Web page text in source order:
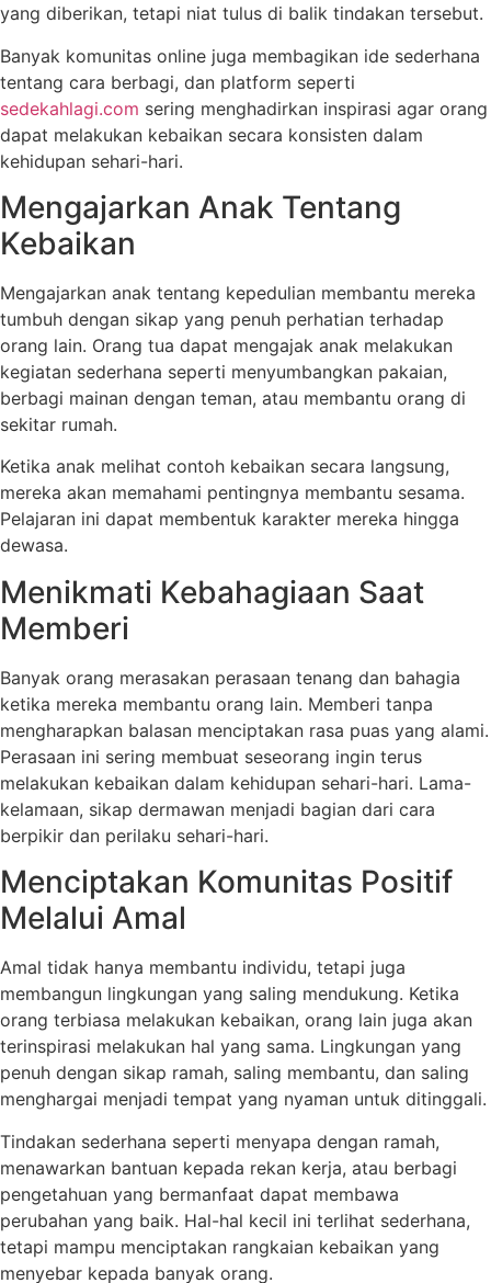
yang diberikan, tetapi niat tulus di balik tindakan tersebut.
Banyak komunitas online juga membagikan ide sederhana
tentang cara berbagi, dan platform seperti
sedekahlagi.com sering menghadirkan inspirasi agar orang
dapat melakukan kebaikan secara konsisten dalam
kehidupan sehari-hari.
Mengajarkan Anak Tentang
Kebaikan
Mengajarkan anak tentang kepedulian membantu mereka
tumbuh dengan sikap yang penuh perhatian terhadap
orang lain. Orang tua dapat mengajak anak melakukan
kegiatan sederhana seperti menyumbangkan pakaian,
berbagi mainan dengan teman, atau membantu orang di
sekitar rumah.
Ketika anak melihat contoh kebaikan secara langsung,
mereka akan memahami pentingnya membantu sesama.
Pelajaran ini dapat membentuk karakter mereka hingga
dewasa.
Menikmati Kebahagiaan Saat
Memberi
Banyak orang merasakan perasaan tenang dan bahagia
ketika mereka membantu orang lain. Memberi tanpa
mengharapkan balasan menciptakan rasa puas yang alami.
Perasaan ini sering membuat seseorang ingin terus
melakukan kebaikan dalam kehidupan sehari-hari. Lama-
kelamaan, sikap dermawan menjadi bagian dari cara
berpikir dan perilaku sehari-hari.
Menciptakan Komunitas Positif
Melalui Amal
Amal tidak hanya membantu individu, tetapi juga
membangun lingkungan yang saling mendukung. Ketika
orang terbiasa melakukan kebaikan, orang lain juga akan
terinspirasi melakukan hal yang sama. Lingkungan yang
penuh dengan sikap ramah, saling membantu, dan saling
menghargai menjadi tempat yang nyaman untuk ditinggali.
Tindakan sederhana seperti menyapa dengan ramah,
menawarkan bantuan kepada rekan kerja, atau berbagi
pengetahuan yang bermanfaat dapat membawa
perubahan yang baik. Hal-hal kecil ini terlihat sederhana,
tetapi mampu menciptakan rangkaian kebaikan yang
menyebar kepada banyak orang.